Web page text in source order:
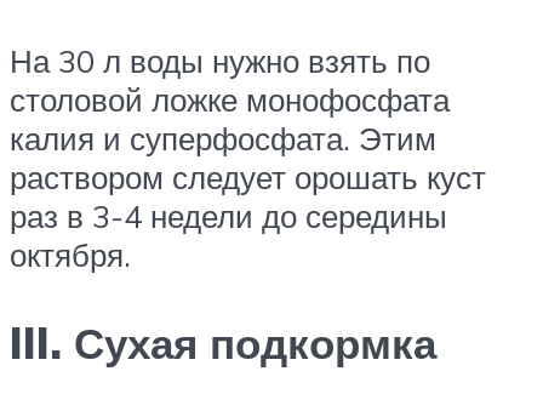
На 30 л воды нужно взять по
столовой ложке монофосфата
калия и суперфосфата. Этим
раствором следует орошать куст
раз в 3-4 недели до середины
октября.
III. Сухая подкормка